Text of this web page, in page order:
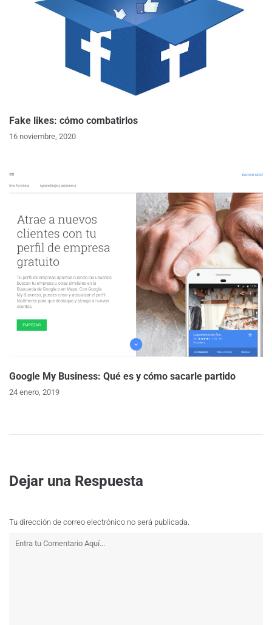
Fake likes: cómo combatirlos
16 noviembre, 2020
Google My Business: Qué es y cómo sacarle partido
24 enero, 2019
Dejar una Respuesta
Tu dirección de correo electrónico no será publicada.